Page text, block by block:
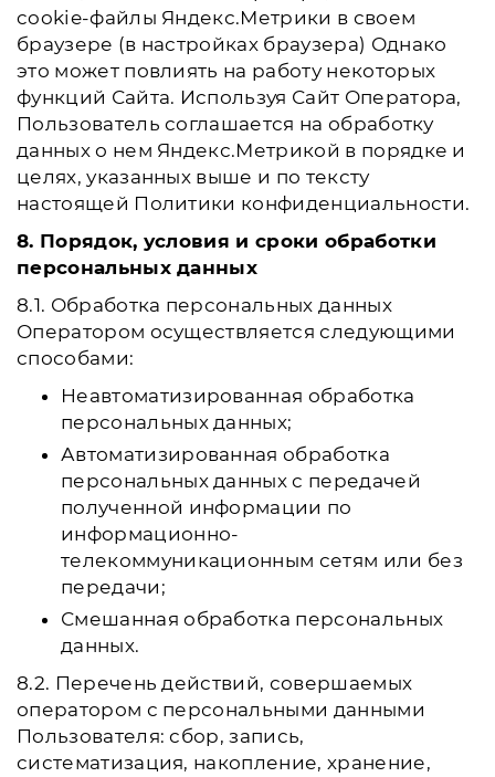
cookie-файлы Яндекс.Метрики в своем
браузере (в настройках браузера) Однако
это может повлиять на работу некоторых
функций Сайта. Используя Сайт Оператора,
Пользователь соглашается на обработку
данных о нем Яндекс.Метрикой в порядке и
целях, указанных выше и по тексту
настоящей Политики конфиденциальности.
8. Порядок, условия и сроки обработки
персональных данных
8.1. Обработка персональных данных
Оператором осуществляется следующими
способами:
Неавтоматизированная обработка
персональных данных;
Автоматизированная обработка
персональных данных с передачей
полученной информации по
информационно-
телекоммуникационным сетям или без
передачи;
Смешанная обработка персональных
данных.
8.2. Перечень действий, совершаемых
оператором с персональными данными
Пользователя: сбор, запись,
систематизация, накопление, хранение,